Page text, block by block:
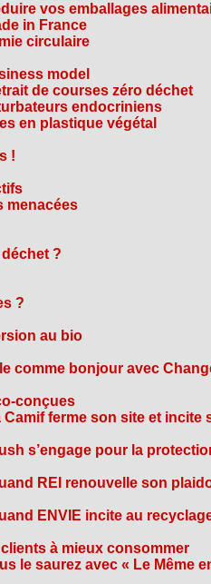
vos emballages
in France
circulaire
model
de courses zéro déchet
endocriniens
en plastique végétal
!
menacées
?
?
au bio
comme bonjour avec
conçues
ferme son site et incite
s’engage pour la
REI renouvelle son
ENVIE incite au
à mieux consommer
le saurez avec « Le Même